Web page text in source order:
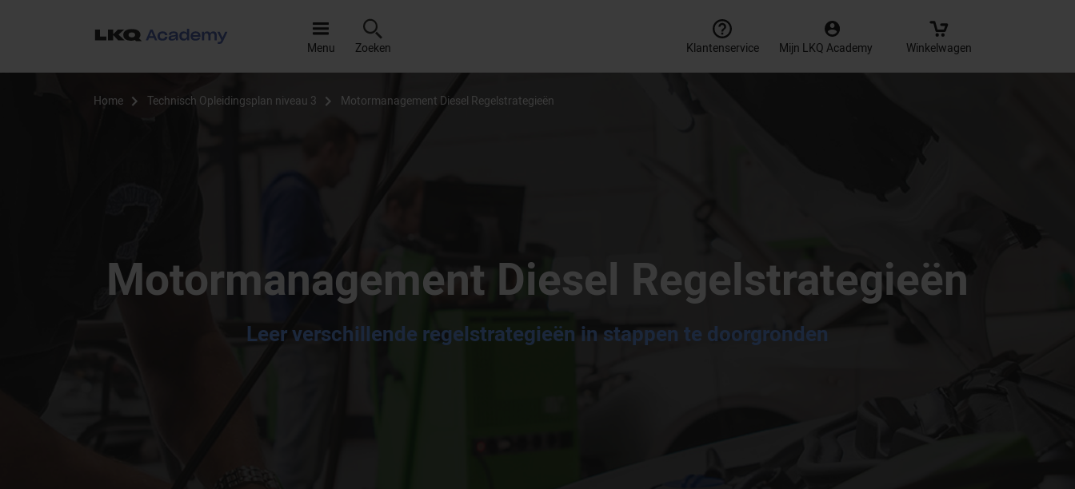
Menu Zoeken Klantenservice Mijn LKQ Academy Winkelwagen
Home Technisch Opleidingsplan niveau 3 Motormanagement Diesel Regelstrategieën
Motormanagement Diesel Regelstrategieën
Leer verschillende regelstrategieën in stappen te doorgronden